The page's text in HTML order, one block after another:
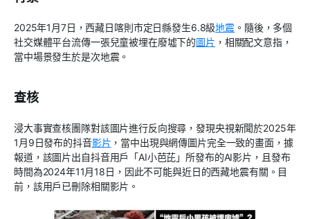
2025年1月7日，西藏日喀則市定日縣發生6.8級地震。隨後，多個
社交媒體平台流傳一張兒童被埋在廢墟下的圖片 ，相關配文意指，
當中場景發生於是次地震。
查核
浸大事實查核團隊對該圖片進行反向搜尋，發現央視新聞於2025年
1月9日發布的抖音影片 ，當中出現與網傳圖片完全一致的畫面，據
報道，該圖片出自抖音用戶「AI小芭芘」所發布的AI影片，且發布
時間為2024年11月18日，因此不可能與近日的西藏地震有關。目
前，該用戶已刪除相關影片。